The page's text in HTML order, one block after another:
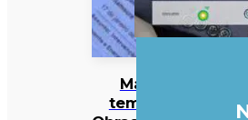
Mau
tempo: